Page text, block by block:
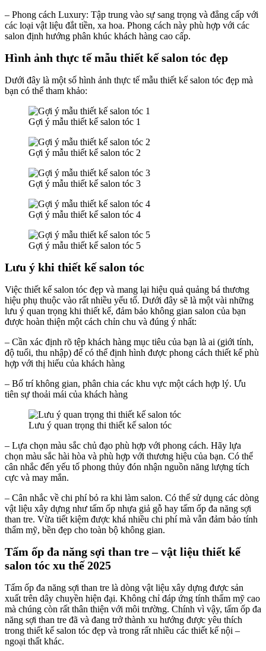
– Phong cách Luxury: Tập trung vào sự sang trọng và đẳng cấp với
các loại vật liệu đắt tiền, xa hoa. Phong cách này phù hợp với các
salon định hướng phân khúc khách hàng cao cấp.
Hình ảnh thực tế mẫu thiết kế salon tóc đẹp
Dưới đây là một số hình ảnh thực tế mẫu thiết kế salon tóc đẹp mà
bạn có thể tham khảo:
Gợi ý mẫu thiết kế salon tóc 1
Gợi ý mẫu thiết kế salon tóc 2
Gợi ý mẫu thiết kế salon tóc 3
Gợi ý mẫu thiết kế salon tóc 4
Gợi ý mẫu thiết kế salon tóc 5
Lưu ý khi thiết kế salon tóc
Việc thiết kế salon tóc đẹp và mang lại hiệu quả quảng bá thương
hiệu phụ thuộc vào rất nhiều yếu tố. Dưới đây sẽ là một vài những
lưu ý quan trọng khi thiết kế, đảm bảo không gian salon của bạn
được hoàn thiện một cách chỉn chu và đúng ý nhất:
– Cần xác định rõ tệp khách hàng mục tiêu của bạn là ai (giới tính,
độ tuổi, thu nhập) để có thể định hình được phong cách thiết kế phù
hợp với thị hiếu của khách hàng
– Bố trí không gian, phân chia các khu vực một cách hợp lý. Ưu
tiên sự thoải mái của khách hàng
Lưu ý quan trọng thi thiết kế salon tóc
– Lựa chọn màu sắc chủ đạo phù hợp với phong cách. Hãy lựa
chọn màu sắc hài hòa và phù hợp với thương hiệu của bạn. Có thể
cân nhắc đến yếu tố phong thủy đón nhận nguồn năng lượng tích
cực và may mắn.
– Cân nhắc về chi phí bỏ ra khi làm salon. Có thể sử dụng các dòng
vật liệu xây dựng như tấm ốp nhựa giả gỗ hay tấm ốp đa năng sợi
than tre. Vừa tiết kiệm được khá nhiều chi phí mà vẫn đảm bảo tính
thẩm mỹ, bền đẹp cho toàn bộ không gian.
Tấm ốp đa năng sợi than tre – vật liệu thiết kế
salon tóc xu thế 2025
Tấm ốp đa năng sợi than tre là dòng vật liệu xây dựng được sản
xuất trên dây chuyền hiện đại. Không chỉ đáp ứng tính thẩm mỹ cao
mà chúng còn rất thân thiện với môi trường. Chính vì vậy, tấm ốp đa
năng sợi than tre đã và đang trở thành xu hướng được yêu thích
trong thiết kế salon tóc đẹp và trong rất nhiều các thiết kế nội –
ngoại thất khác.